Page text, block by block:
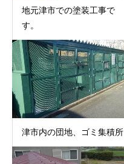
地元津市での塗装工事で
す。
津市内の団地、ゴミ集積所